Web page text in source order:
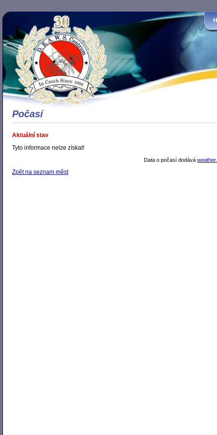
Počasí
Aktuální stav
Tyto informace nelze získat!
Data o počasí dodává
Zpět na seznam měst